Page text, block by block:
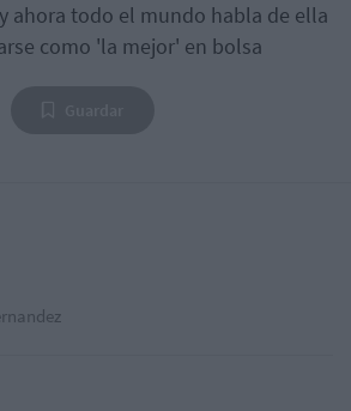
ahora todo el mundo habla de ella
como 'la mejor' en bolsa